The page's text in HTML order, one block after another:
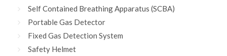
Self Contained Breathing Apparatus (SCBA)
Portable Gas Detector
Fixed Gas Detection System
Safety Helmet